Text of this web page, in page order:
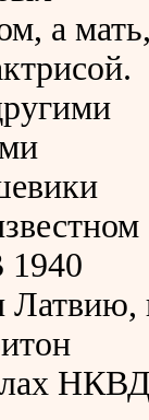
а
1940
Латвию,